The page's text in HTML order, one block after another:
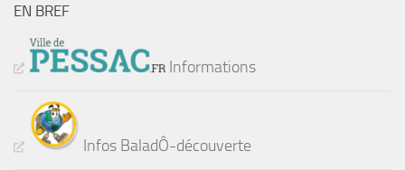
EN BREF
Informations
Infos BaladÔ-découverte